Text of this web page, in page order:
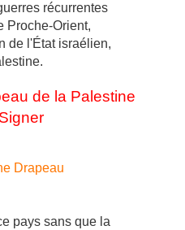
récurrentes
Proche-Orient,
de l'État israélien,
de la Palestine
pays sans que la